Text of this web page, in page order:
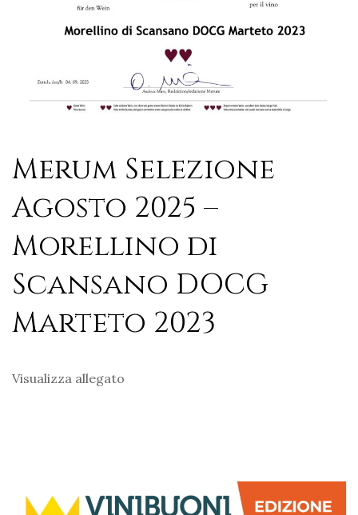
Merum Selezione
Agosto 2025 –
Morellino di
Scansano DOCG
Marteto 2023
Visualizza allegato